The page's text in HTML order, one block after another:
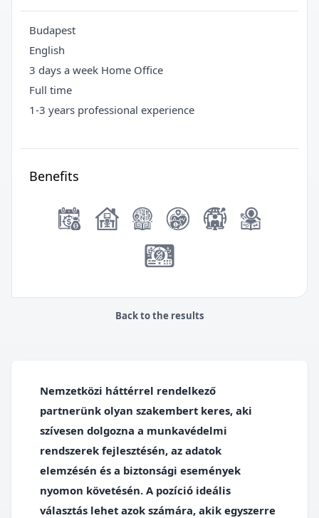
Budapest
English
3 days a week Home Office
Full time
1-3 years professional experience
Benefits
Back to the results
Nemzetközi háttérrel rendelkező
partnerünk olyan szakembert keres, aki
szívesen dolgozna a munkavédelmi
rendszerek fejlesztésén, az adatok
elemzésén és a biztonsági események
nyomon követésén. A pozíció ideális
választás lehet azok számára, akik egyszerre